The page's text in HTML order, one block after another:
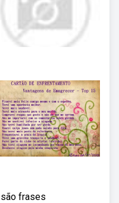
frases